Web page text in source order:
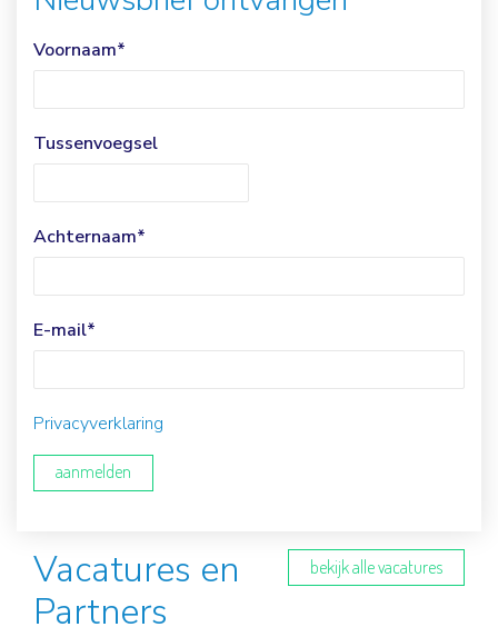
Voornaam*
Tussenvoegsel
Achternaam*
E-mail*
Privacyverklaring
aanmelden
Vacatures en
Partners
bekijk alle vacatures